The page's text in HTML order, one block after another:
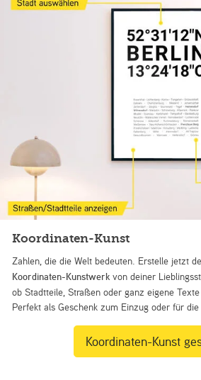
Koordinaten-Kunst
Zahlen, die die Welt bedeuten. Erstelle jetzt
Koordinaten-Kunstwerk von deiner
ob Stadtteile, Straßen oder ganz eigene
Perfekt als Geschenk zum Einzug oder für
Koordinaten-Kunst